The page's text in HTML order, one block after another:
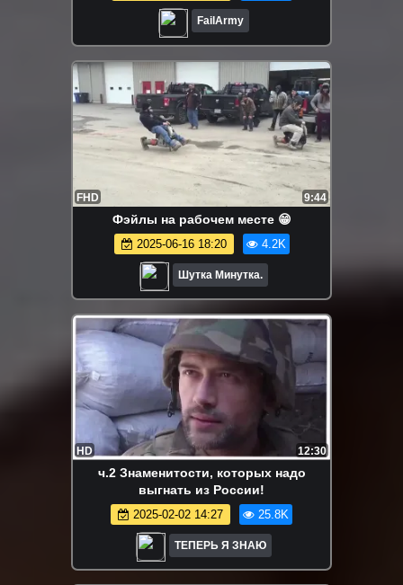
FailArmy
FHD 9:44
Фэйлы на рабочем месте 😁
2025-06-16 18:20 4.2K
Шутка Минутка.
HD 12:30
ч.2 Знаменитости, которых надо
выгнать из России!
2025-02-02 14:27 25.8K
ТЕПЕРЬ Я ЗНАЮ